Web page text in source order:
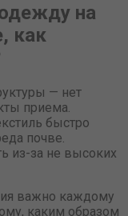
на
как
— нет
приема.
быстро
почве.
из-за не высоких
важно каждому
каким образом